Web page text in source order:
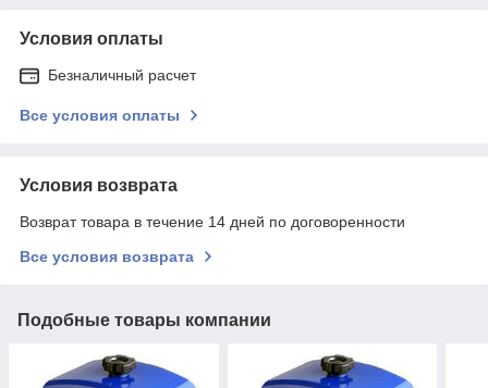
Условия оплаты
Безналичный расчет
Все условия оплаты
Условия возврата
Возврат товара в течение 14 дней по договоренности
Все условия возврата
Подобные товары компании